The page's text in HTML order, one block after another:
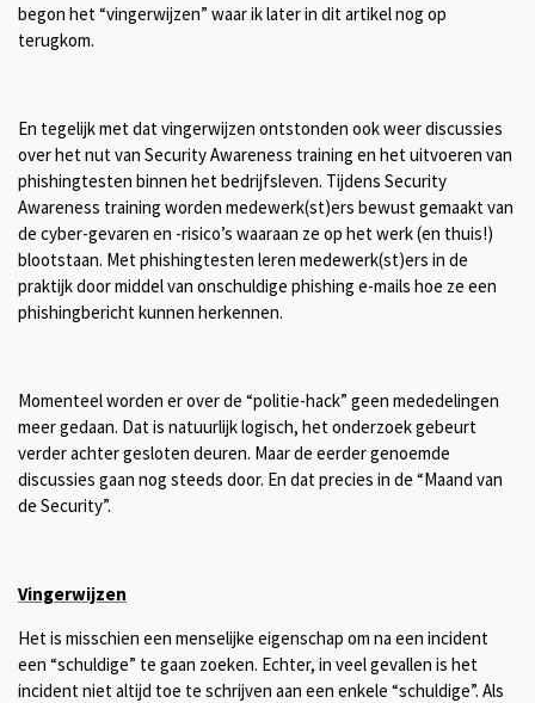
begon het “vingerwijzen” waar ik later in dit artikel nog op
terugkom.
En tegelijk met dat vingerwijzen ontstonden ook weer discussies
over het nut van Security Awareness training en het uitvoeren van
phishingtesten binnen het bedrijfsleven. Tijdens Security
Awareness training worden medewerk(st)ers bewust gemaakt van
de cyber-gevaren en -risico’s waaraan ze op het werk (en thuis!)
blootstaan. Met phishingtesten leren medewerk(st)ers in de
praktijk door middel van onschuldige phishing e-mails hoe ze een
phishingbericht kunnen herkennen.
Momenteel worden er over de “politie-hack” geen mededelingen
meer gedaan. Dat is natuurlijk logisch, het onderzoek gebeurt
verder achter gesloten deuren. Maar de eerder genoemde
discussies gaan nog steeds door. En dat precies in de “Maand van
de Security”.
Vingerwijzen
Het is misschien een menselijke eigenschap om na een incident
een “schuldige” te gaan zoeken. Echter, in veel gevallen is het
incident niet altijd toe te schrijven aan een enkele “schuldige”. Als